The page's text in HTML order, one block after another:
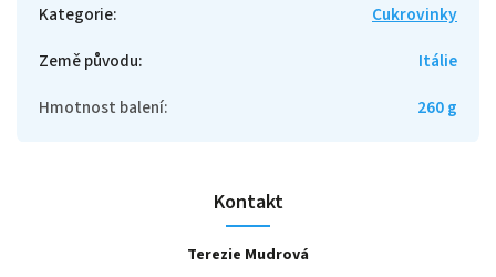
Kategorie:
Cukrovinky
Země původu:
Itálie
Hmotnost balení: 260 g
Kontakt
Terezie Mudrová